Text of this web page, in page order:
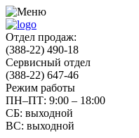
Отдел продаж:
(388-22) 490-18
Сервисный отдел
(388-22) 647-46
Режим работы
ПН–ПТ: 9:00 – 18:00
СБ: выходной
ВС: выходной